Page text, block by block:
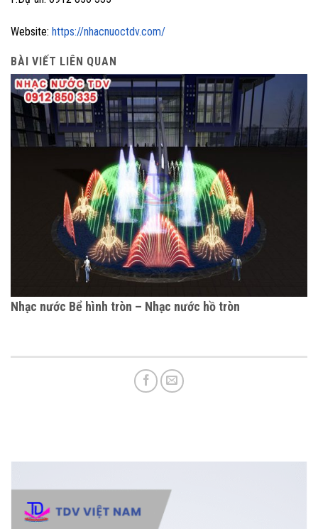
Website: https://nhacnuoctdv.com/
BÀI VIẾT LIÊN QUAN
Nhạc nước Bể hình tròn – Nhạc nước hồ tròn